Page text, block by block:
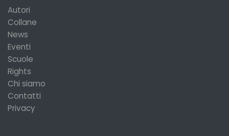
Autori
Collane
News
Eventi
Scuole
Rights
Chi siamo
Contatti
Privacy